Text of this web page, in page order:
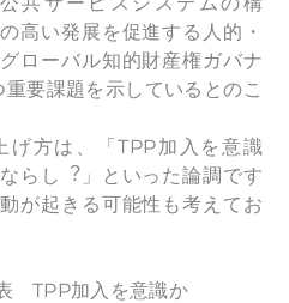
高い発展を促進する人的・
ローバル知的財産権ガバナ
要課題を示しているとのこ
げ方は、「TPP加入を意識
らし︖」といった論調です
が起きる可能性も考えてお
TPP加入を意識か